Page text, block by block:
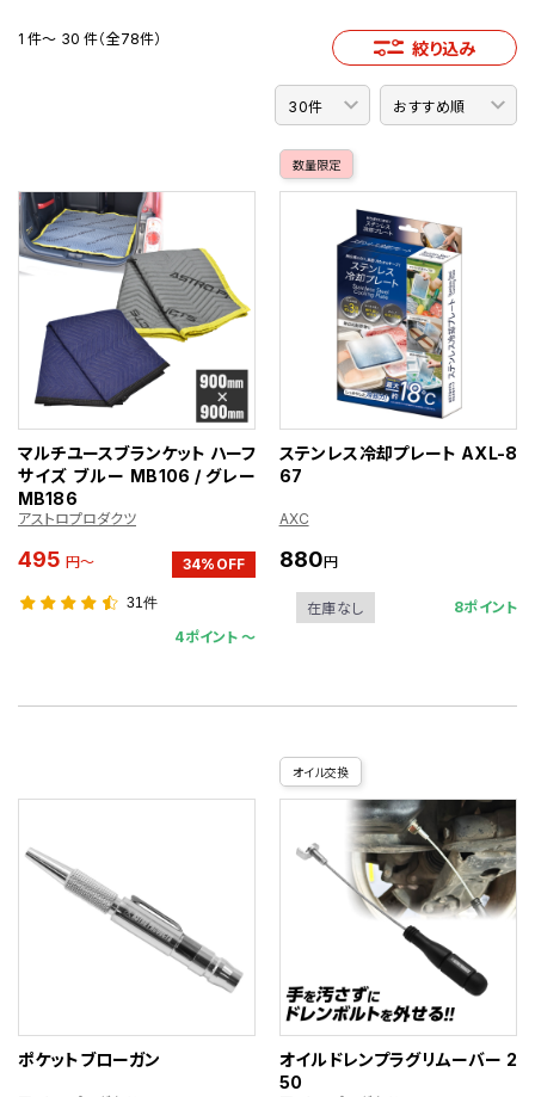
1 件～ 30 件（全78件） 絞り込み
マルチユースブランケット ハーフ
サイズ ブルー MB106 / グレー
MB186
アストロプロダクツ
495 円～ 34%OFF
31件
4ポイント 〜
数量限定
ステンレス冷却プレート AXL-8
67
AXC
880円
在庫なし 8ポイント
ポケットブローガン
オイル交換
オイルドレンプラグリムーバー 2
50